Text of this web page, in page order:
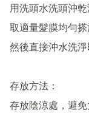
用洗頭水洗頭沖乾
取適量髮膜均勻
然後直接沖水洗淨
存放方法：
存放陰涼處，避